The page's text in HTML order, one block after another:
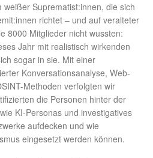
Suprematist:innen, die sich
richtet – und auf veralteter
8000 Mitglieder nicht wussten:
Jahr mit realistisch wirkenden
sogar in sie. Mit einer
Konversationsanalyse, Web-
Methoden verfolgten wir
die Personen hinter der
KI-Personas und investigatives
aufdecken und wie
eingesetzt werden können.